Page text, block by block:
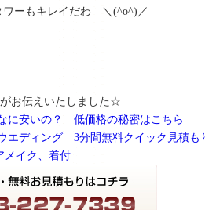
ーもキレイだわ ＼(^o^)／
お伝えいたしました☆